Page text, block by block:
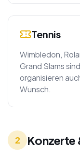
Tennis
Wimbledon,
Grand Slams
organisieren
Wunsch.
2 Konzerte